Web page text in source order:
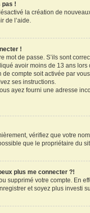
pas !
la création de
de l’aide.
!
mot de passe. S’ils sont
avoir moins de 13 ans
compte soit activée par
ses instructions.
ayez fourni une adresse
vérifiez que votre
que le propriétaire du
plus me connecter ?!
supprimé votre compte.
et soyez plus investi